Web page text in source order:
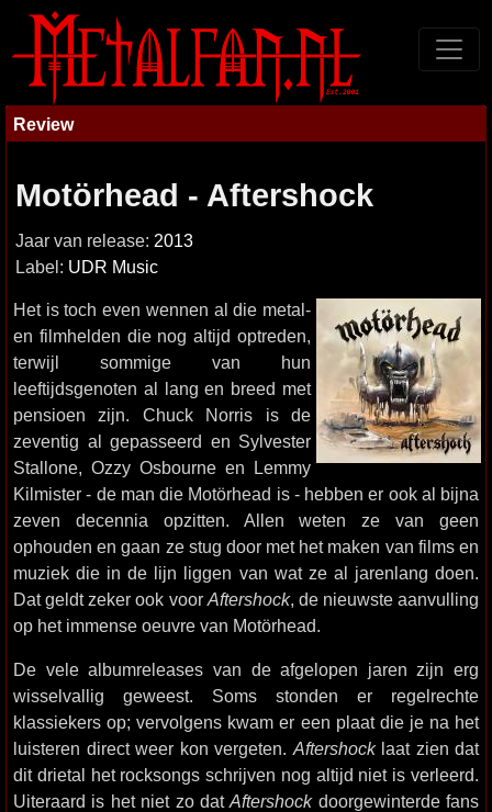
Review
Motörhead - Aftershock
Jaar van release: 2013
Label: UDR Music
Het is toch even wennen al die metal-
en filmhelden die nog altijd optreden,
terwijl sommige van hun
leeftijdsgenoten al lang en breed met
pensioen zijn. Chuck Norris is de
zeventig al gepasseerd en Sylvester
Stallone, Ozzy Osbourne en Lemmy
Kilmister - de man die Motörhead is - hebben er ook al bijna
zeven decennia opzitten. Allen weten ze van geen
ophouden en gaan ze stug door met het maken van films en
muziek die in de lijn liggen van wat ze al jarenlang doen.
Dat geldt zeker ook voor Aftershock, de nieuwste aanvulling
op het immense oeuvre van Motörhead.
De vele albumreleases van de afgelopen jaren zijn erg
wisselvallig geweest. Soms stonden er regelrechte
klassiekers op; vervolgens kwam er een plaat die je na het
luisteren direct weer kon vergeten. Aftershocklaat zien dat
dit drietal het rocksongs schrijven nog altijd niet is verleerd.
Uiteraard is het niet zo datAftershockdoorgewinterde fans